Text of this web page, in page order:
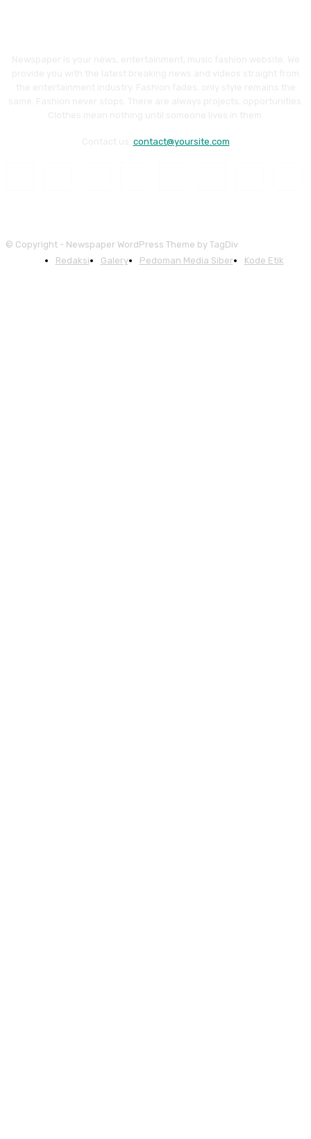
contact@yoursite.com
© Copyright - Newspaper WordPress Theme by TagDiv
Redaksi
Galery Pedoman Media Siber Kode Etik